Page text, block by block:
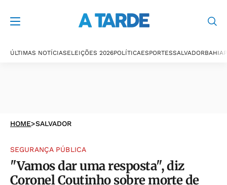
ÚLTIMAS NOTÍCIASELEIÇÕES 2026POLÍTICAESPORTESSALVADORBAHIA
HOME>SALVADOR
SEGURANÇA PÚBLICA
"Vamos dar uma resposta", diz
Coronel Coutinho sobre morte de